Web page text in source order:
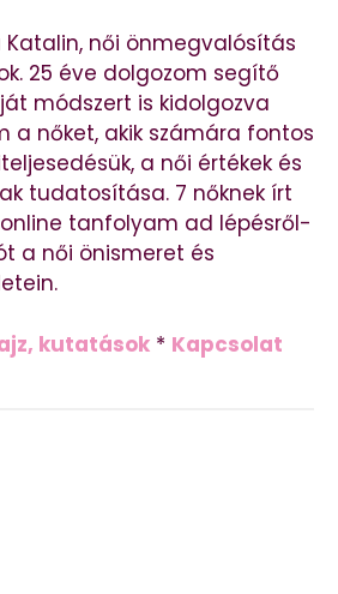
Katalin, női önmegvalósítás
25 éve dolgozom segítő
módszert is kidolgozva
a nőket, akik számára fontos
a női értékek és
tudatosítása. 7 nőknek írt
tanfolyam ad lépésről-
a női önismeret és
kutatások * Kapcsolat